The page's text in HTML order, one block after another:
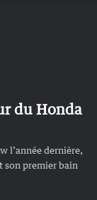
du Honda
l’année dernière,
son premier bain